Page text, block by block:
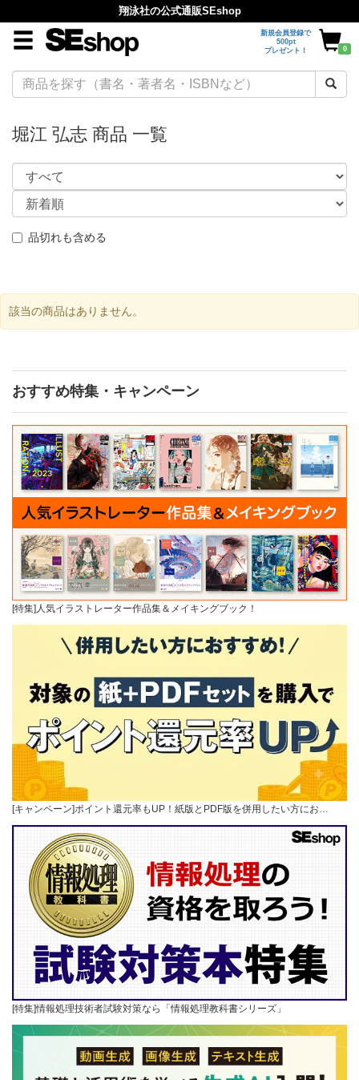
翔泳社の公式通販SEshop
新規会員登録で
500pt
プレゼント！
0
堀江 弘志 商品 一覧
品切れも含める
該当の商品はありません。
おすすめ特集・キャンペーン
[特集]人気イラストレーター作品集＆メイキングブック！
[キャンペーン]ポイント還元率もUP！紙版とPDF版を併用したい方にお…
[特集]情報処理技術者試験対策なら「情報処理教科書シリーズ」